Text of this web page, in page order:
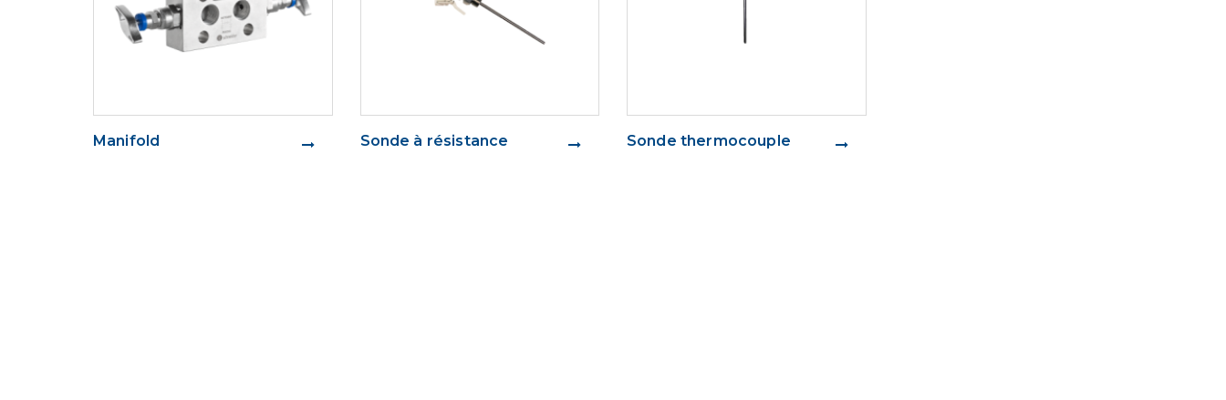
Manifold Sonde à résistance Sonde thermocouple